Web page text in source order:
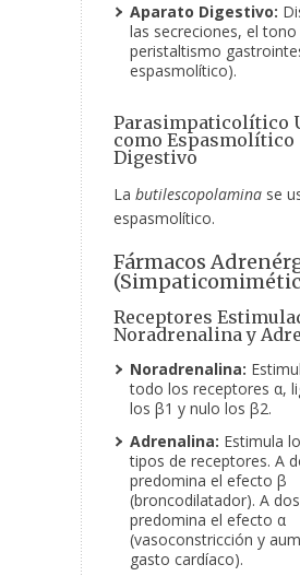
Aparato Digestivo:
las secreciones, el tono
peristaltismo
espasmolítico).
Parasimpaticolítico
como Espasmolítico
Digestivo
La butilescopolamina se
espasmolítico.
Fármacos
Receptores
Noradrenalina y
Noradrenalina:
todo los receptores α,
los β1 y nulo los β2.
Adrenalina: Estimula
tipos de receptores. A
predomina el efecto β
(broncodilatador). A
predomina el efecto α
(vasoconstricción y
gasto cardíaco).